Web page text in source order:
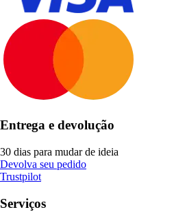
Entrega e devolução
30 dias para mudar de ideia
Devolva seu pedido
Trustpilot
Serviços